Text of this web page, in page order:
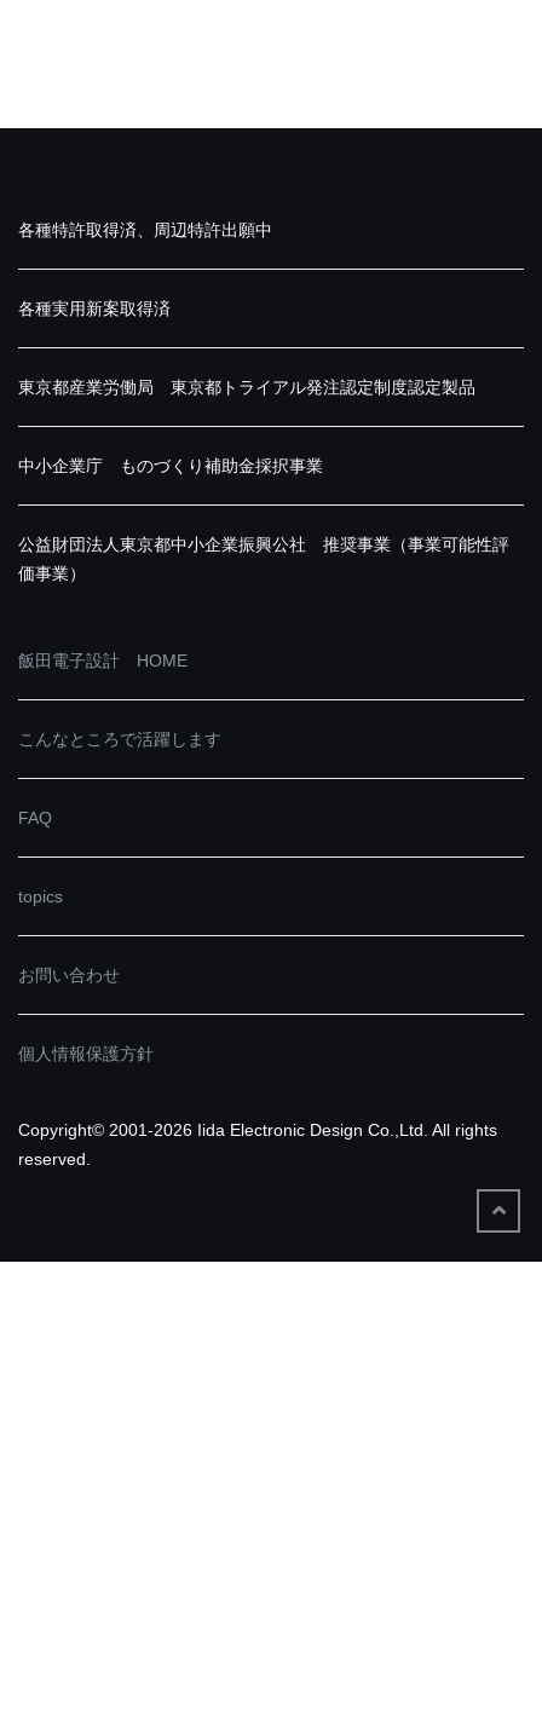
各種特許取得済、周辺特許出願中
各種実用新案取得済
東京都産業労働局 東京都トライアル発注認定制度認定製品
中小企業庁 ものづくり補助金採択事業
公益財団法人東京都中小企業振興公社 推奨事業（事業可能性評
価事業）
飯田電子設計 HOME
こんなところで活躍します
FAQ
topics
お問い合わせ
個人情報保護方針
Copyright© 2001-2026 Iida Electronic Design Co.,Ltd. All rights
reserved.